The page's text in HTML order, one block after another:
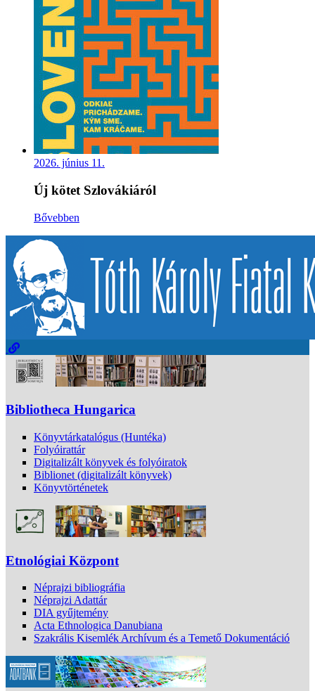
2026. június 11.
Új kötet Szlovákiáról
Bővebben
Bibliotheca Hungarica
Könyvtárkatalógus (Huntéka)
Folyóirattár
Digitalizált könyvek és folyóiratok
Biblionet (digitalizált könyvek)
Könyvtörténetek
Etnológiai Központ
Néprajzi bibliográfia
Néprajzi Adattár
DIA gyűjtemény
Acta Ethnologica Danubiana
Szakrális Kisemlék Archívum és a Temető Dokumentáció